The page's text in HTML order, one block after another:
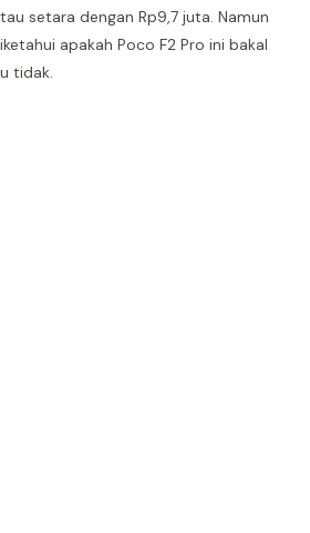
setara dengan Rp9,7 juta. Namun
apakah Poco F2 Pro ini bakal
tidak.